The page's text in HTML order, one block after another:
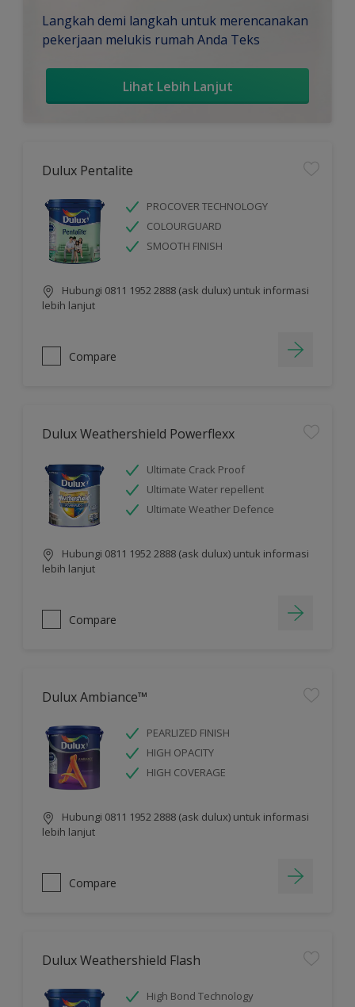
Langkah demi langkah untuk merencanakan
pekerjaan melukis rumah Anda Teks
Lihat Lebih Lanjut
Dulux Pentalite
PROCOVER TECHNOLOGY
COLOURGUARD
SMOOTH FINISH
Hubungi 0811 1952 2888 (ask dulux) untuk informasi
lebih lanjut
Compare
Dulux Weathershield Powerflexx
Ultimate Crack Proof
Ultimate Water repellent
Ultimate Weather Defence
Hubungi 0811 1952 2888 (ask dulux) untuk informasi
lebih lanjut
Compare
Dulux Ambiance™
PEARLIZED FINISH
HIGH OPACITY
HIGH COVERAGE
Hubungi 0811 1952 2888 (ask dulux) untuk informasi
lebih lanjut
Compare
Dulux Weathershield Flash
High Bond Technology